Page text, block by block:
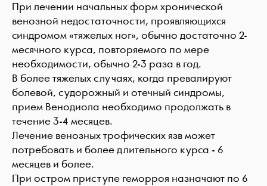
При лечении начальных форм хронической
венозной недостаточности, проявляющихся
синдромом «тяжелых ног», обычно достаточно 2-
месячного курса, повторяемого по мере
необходимости, обычно 2-3 раза в год.
В более тяжелых случаях, когда превалируют
болевой, судорожный и отечный синдромы,
прием Венодиола необходимо продолжать в
течение 3-4 месяцев.
Лечение венозных трофических язв может
потребовать и более длительного курса - 6
месяцев и более.
При остром приступе геморроя назначают по 6